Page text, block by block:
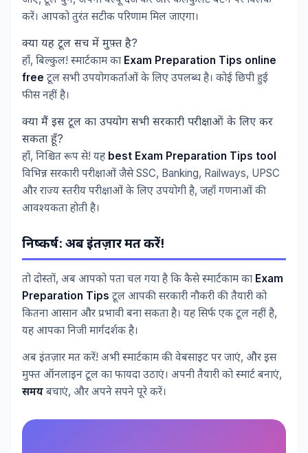
करें। आपको तुरंत सटीक परिणाम मिल जाएगा।
क्या यह टूल सच में मुफ़्त है?
हाँ, बिल्कुल! स्मार्टकाम का Exam Preparation Tips online
free टूल सभी उपयोगकर्ताओं के लिए उपलब्ध है। कोई छिपी हुई
फीस नहीं है।
क्या मैं इस टूल का उपयोग सभी सरकारी परीक्षाओं के लिए कर
सकता हूँ?
हाँ, निश्चित रूप से! यह best Exam Preparation Tips tool
विभिन्न सरकारी परीक्षाओं जैसे SSC, Banking, Railways, UPSC
और राज्य स्तरीय परीक्षाओं के लिए उपयोगी है, जहाँ गणनाओं की
आवश्यकता होती है।
निष्कर्ष: अब इंतज़ार मत करें!
तो दोस्तों, अब आपको पता चल गया है कि कैसे स्मार्टकाम का Exam
Preparation Tips टूल आपकी सरकारी नौकरी की तैयारी को
कितना आसान और प्रभावी बना सकता है। यह सिर्फ एक टूल नहीं है,
यह आपका निजी मार्गदर्शक है।
अब इंतज़ार मत करें! अभी स्मार्टकाम की वेबसाइट पर जाएं, और इस
मुफ्त ऑनलाइन टूल का फायदा उठाएं। अपनी तैयारी को स्मार्ट बनाएं,
समय बचाएं, और अपने सपने पूरे करें।